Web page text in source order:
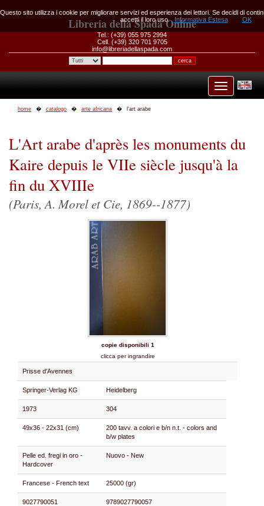
Libreria della Spada Online
Tel.: (+39) 055 975 2994
Cell. (+39) 320 701 9705
info@libreriadellaspada.com
home catalogo arte africana l'art arabe
L'Art arabe d'après les monuments du
Kaire depuis le VIIe siècle jusqu'à la
fin du XVIIIe
(Paris, A. Morel et Cie, 1869--1877)
copie disponibili 1
clicca per ingrandire
Prisse d'Avennes
Springer-Verlag KG Heidelberg
1973 304
49x36 - 22x31 (cm)
200 tavv. a colori e b/n n.t. - colors and
b/w plates
Pelle ed. fregi in oro -
Hardcover
Nuovo - New
Francese - French text 25000 (gr)
9027790051 9789027790057
Questo sito utilizza i cookie per migliorare servizi ed esperienza dei lettori. Se decidi di
accetti il loro uso.
Informativa Estesa OK